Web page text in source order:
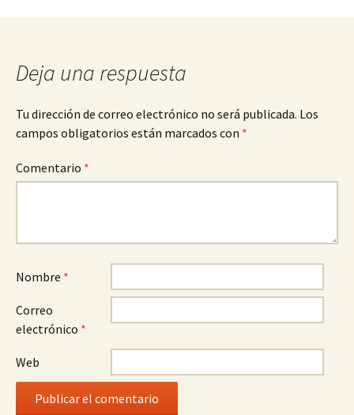
Deja una respuesta
Tu dirección de correo electrónico no será publicada. Los
campos obligatorios están marcados con *
Comentario *
Nombre *
Correo
electrónico *
Web